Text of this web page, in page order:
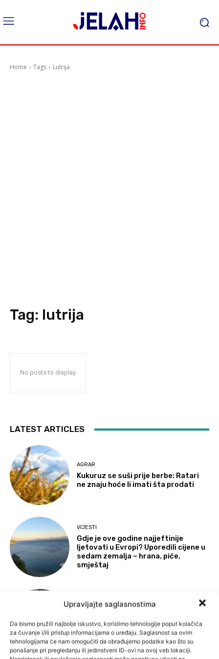
Upravljajte saglasnostima
Da bismo pružili najbolje iskustvo, koristimo tehnologije poput kolačića
za čuvanje i/ili pristup informacijama o uređaju. Saglasnost sa ovim
tehnologijama će nam omogućiti da obrađujemo podatke kao što su
ponašanje pri pregledanju ili jedinstveni ID-ovi na ovoj veb lokaciji.
Home Tags Lutrija
Tag: lutrija
No posts to display
LATEST ARTICLES
AGRAR
Kukuruz se suši prije berbe: Ratari
ne znaju hoće li imati šta prodati
VIJESTI
Gdje je ove godine najjeftinije
ljetovati u Evropi? Uporedili cijene u
sedam zemalja – hrana, piće,
smještaj
VIJESTI
pravosuđe: Ždrale je u FBiH,
obračuni se mogu ponoviti